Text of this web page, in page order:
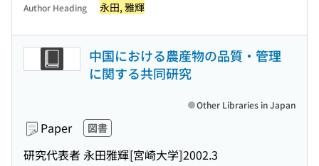
Author Heading 永田, 雅輝
中国における農産物の品質・管理
に関する共同研究
Paper 図書
研究代表者 永田雅輝[宮崎大学]2002.3
Other Libraries in Japan